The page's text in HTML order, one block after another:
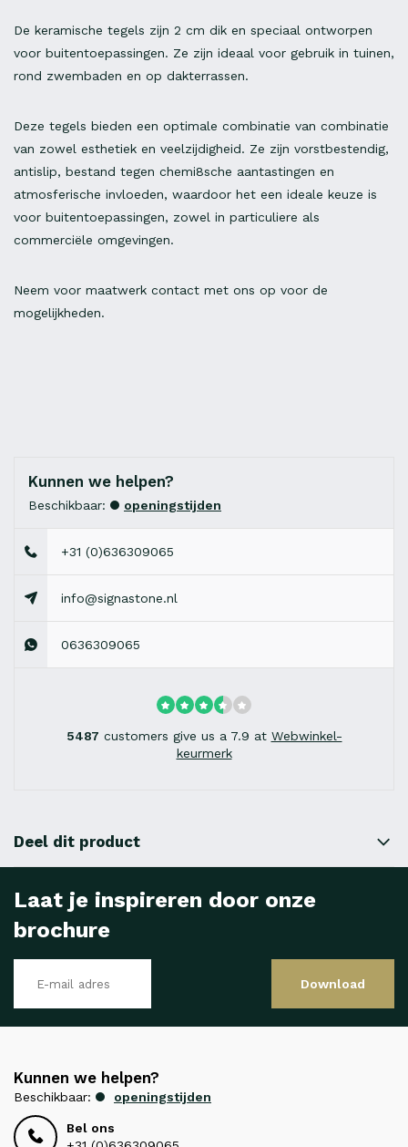
De keramische tegels zijn 2 cm dik en speciaal ontworpen
voor buitentoepassingen. Ze zijn ideaal voor gebruik in tuinen,
rond zwembaden en op dakterrassen.
Deze tegels bieden een optimale combinatie van combinatie
van zowel esthetiek en veelzijdigheid. Ze zijn vorstbestendig,
antislip, bestand tegen chemi8sche aantastingen en
atmosferische invloeden, waardoor het een ideale keuze is
voor buitentoepassingen, zowel in particuliere als
commerciële omgevingen.
Neem voor maatwerk contact met ons op voor de
mogelijkheden.
Kunnen we helpen?
Beschikbaar: openingstijden
+31 (0)636309065
info@signastone.nl
0636309065
5487 customers give us a 7.9 at Webwinkel-
keurmerk
Deel dit product
Laat je inspireren door onze
brochure
Download
Kunnen we helpen?
Beschikbaar: openingstijden
Bel ons